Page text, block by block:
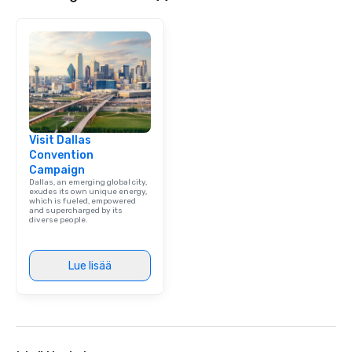
Visit Dallas
Convention
Campaign
Dallas, an emerging global city,
exudes its own unique energy,
which is fueled, empowered
and supercharged by its
diverse people.
Lue lisää